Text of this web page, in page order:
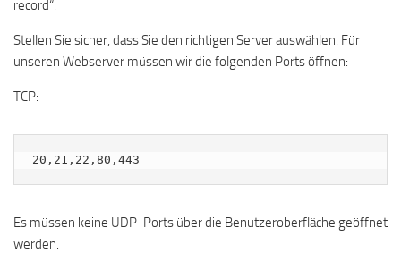
record“.
Stellen Sie sicher, dass Sie den richtigen Server auswählen. Für
unseren Webserver müssen wir die folgenden Ports öffnen:
TCP:
20,21,22,80,443
Es müssen keine UDP-Ports über die Benutzeroberfläche geöffnet
werden.